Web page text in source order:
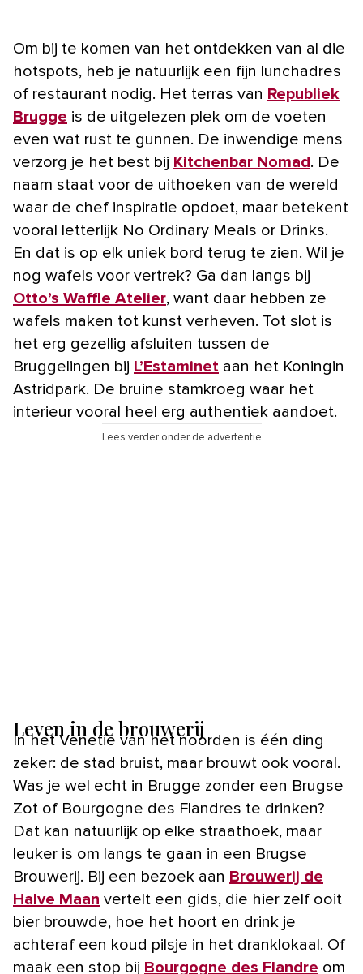
Om bij te komen van het ontdekken van al die
hotspots, heb je natuurlijk een fijn lunchadres
of restaurant nodig. Het terras van Republiek
Brugge is de uitgelezen plek om de voeten
even wat rust te gunnen. De inwendige mens
verzorg je het best bij Kitchenbar Nomad. De
naam staat voor de uithoeken van de wereld
waar de chef inspiratie opdoet, maar betekent
vooral letterlijk No Ordinary Meals or Drinks.
En dat is op elk uniek bord terug te zien. Wil je
nog wafels voor vertrek? Ga dan langs bij
Otto’s Waffle Atelier, want daar hebben ze
wafels maken tot kunst verheven. Tot slot is
het erg gezellig afsluiten tussen de
Bruggelingen bij L’Estaminet aan het Koningin
Astridpark. De bruine stamkroeg waar het
interieur vooral heel erg authentiek aandoet.
Lees verder onder de advertentie
Leven in de brouwerij
In het Venetië van het noorden is één ding
zeker: de stad bruist, maar brouwt ook vooral.
Was je wel echt in Brugge zonder een Brugse
Zot of Bourgogne des Flandres te drinken?
Dat kan natuurlijk op elke straathoek, maar
leuker is om langs te gaan in een Brugse
Brouwerij. Bij een bezoek aan Brouwerij de
Halve Maan vertelt een gids, die hier zelf ooit
bier brouwde, hoe het hoort en drink je
achteraf een koud pilsje in het dranklokaal. Of
maak een stop bij Bourgogne des Flandre om